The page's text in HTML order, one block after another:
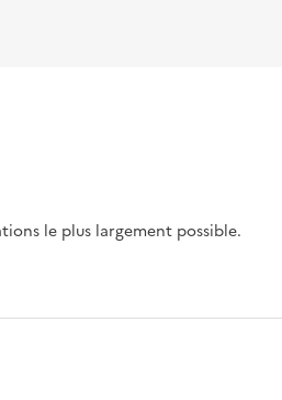
le plus largement possible.